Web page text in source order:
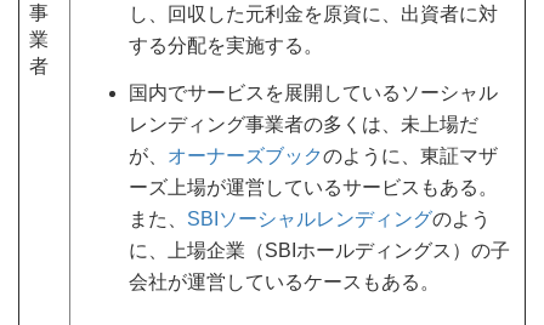
事
業
者
し、回収した元利金を原資に、出資者に対
する分配を実施する。
国内でサービスを展開しているソーシャル
レンディング事業者の多くは、未上場だ
が、 オーナーズブックのように、東証マザ
ーズ上場が運営しているサービスもある。
また、 SBIソーシャルレンディングのよう
に、上場企業（SBIホールディングス）の子
会社が運営しているケースもある。